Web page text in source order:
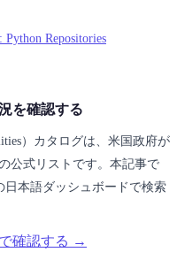
Repositories
を確認する
）カタログは、米国政府が
公式リストです。本記事で
本語ダッシュボードで検索
確認する →